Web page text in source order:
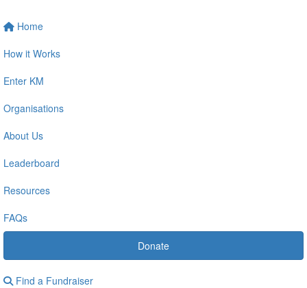
Home
How it Works
Enter KM
Organisations
About Us
Leaderboard
Resources
FAQs
Donate
Find a Fundraiser